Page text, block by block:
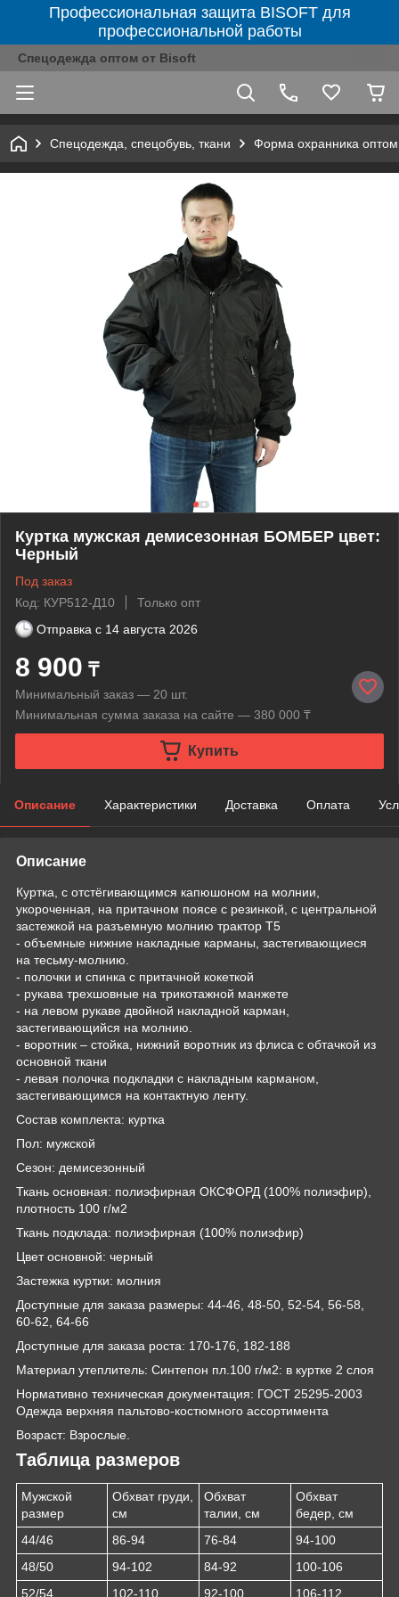
Профессиональная защита BISOFT для
профессиональной работы
Спецодежда оптом от Bisoft
Спецодежда, спецобувь, ткани Форма охранника оптом
Куртка мужская демисезонная БОМБЕР цвет:
Черный
Под заказ
Код: КУР512-Д10
Только опт
Отправка с 14 августа 2026
8 900 ₸
Минимальный заказ — 20 шт.
Минимальная сумма заказа на сайте — 380 000 ₸
Купить
Описание Характеристики Доставка Оплата
Описание
Куртка, с отстёгивающимся капюшоном на молнии,
укороченная, на притачном поясе с резинкой, с центральной
застежкой на разъемную молнию трактор Т5
- объемные нижние накладные карманы, застегивающиеся
на тесьму-молнию.
- полочки и спинка с притачной кокеткой
- рукава трехшовные на трикотажной манжете
- на левом рукаве двойной накладной карман,
застегивающийся на молнию.
- воротник – стойка, нижний воротник из флиса с обтачкой из
основной ткани
- левая полочка подкладки с накладным карманом,
застегивающимся на контактную ленту.
Состав комплекта: куртка
Пол: мужской
Сезон: демисезонный
Ткань основная: полиэфирная ОКСФОРД (100% полиэфир),
плотность 100 г/м2
Ткань подклада: полиэфирная (100% полиэфир)
Цвет основной: черный
Застежка куртки: молния
Доступные для заказа размеры: 44-46, 48-50, 52-54, 56-58,
60-62, 64-66
Доступные для заказа роста: 170-176, 182-188
Материал утеплитель: Синтепон пл.100 г/м2: в куртке 2 слоя
Нормативно техническая документация: ГОСТ 25295-2003
Одежда верхняя пальтово-костюмного ассортимента
Возраст: Взрослые.
Таблица размеров
Мужской
размер
Обхват груди,
см
Обхват
талии, см
Обхват
бедер, см
44/46
86-94 76-84
94-100
48/50
94-102 84-92
100-106
52/54
102-110 92-100 106-112